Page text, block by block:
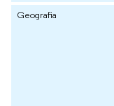
Geografia